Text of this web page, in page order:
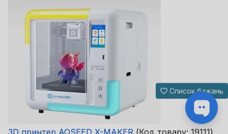
3D принтер AOSEED X-MAKER (Код товару: 19111)
Список бажань